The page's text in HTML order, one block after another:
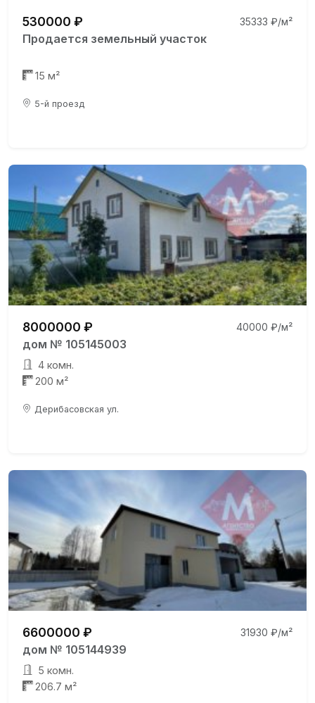
530000 ₽ 35333 ₽/м²
Продается земельный участок
15 м²
5-й проезд
8000000 ₽ 40000 ₽/м²
дом № 105145003
4 комн.
200 м²
Дерибасовская ул.
6600000 ₽ 31930 ₽/м²
дом № 105144939
5 комн.
206.7 м²